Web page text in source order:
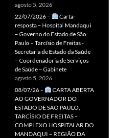
agosto 5, 2026
22/07/2026 –
Carta-
resposta – Hospital Mandaqui
– Governo do Estado de São
Paulo – Tarcísio de Freitas -
Secretaria de Estado da Saúde
– Coordenadoria de Serviços
de Saúde – Gabinete
agosto 5, 2026
08/07/26 –
CARTA ABERTA
AO GOVERNADOR DO
ESTADO DE SÃO PAULO,
TARCÍSIO DE FREITAS –
COMPLEXO HOSPITALAR DO
MANDAQUI – REGIÃO DA